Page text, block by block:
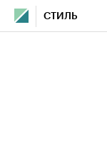
СТИЛЬ